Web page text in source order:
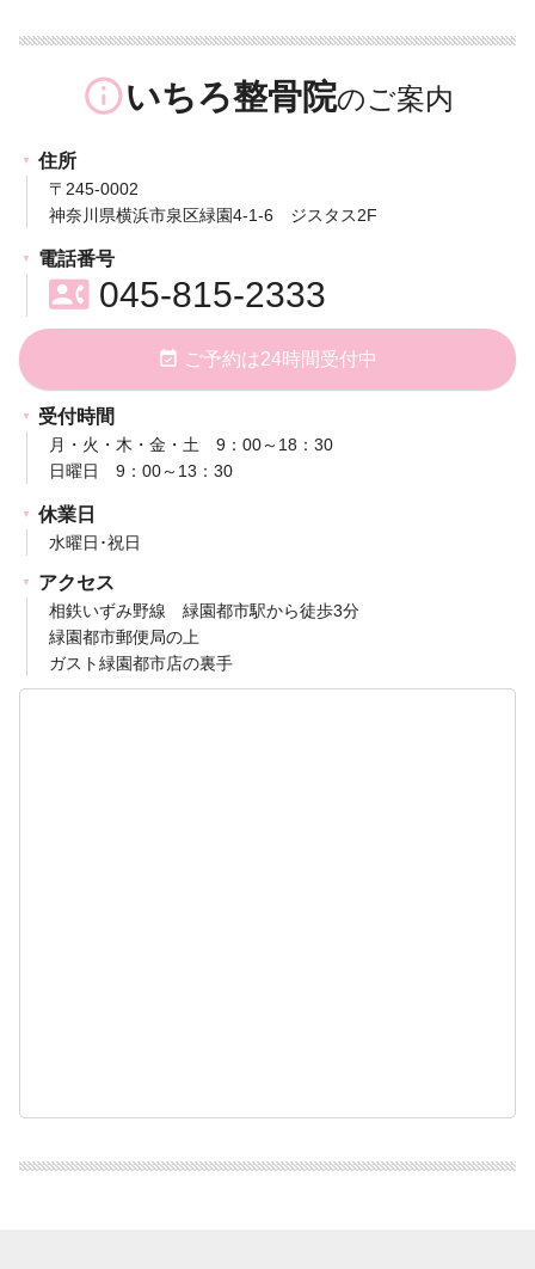
info_outlineいちろ整骨院
住所
〒245-0002
神奈川県横浜市泉区緑園4-1-6 ジスタス2F
電話番号
contact_phone045-815-2333
event_available ご予約は24時間受付中
受付時間
月・火・木・金・土 9：00～18：30
日曜日 9：00～13：30
休業日
水曜日･祝日
アクセス
相鉄いずみ野線 緑園都市駅から徒歩3分
緑園都市郵便局の上
ガスト緑園都市店の裏手